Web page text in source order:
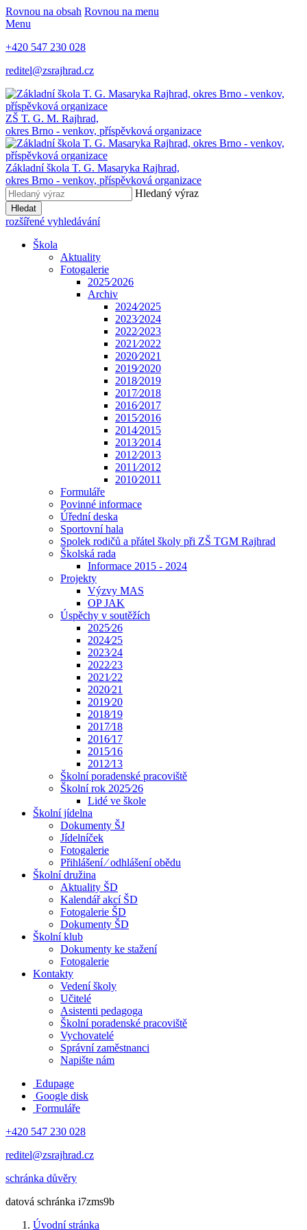
Rovnou na obsah Rovnou na menu
Menu
+420 547 230 028
reditel@zsrajhrad.cz
ZŠ T. G. M. Rajhrad,
okres Brno - venkov, příspěvková organizace
Základní škola T. G. Masaryka Rajhrad,
okres Brno - venkov, příspěvková organizace
Hledaný výraz
Hledat
rozšířené vyhledávání
Škola
Aktuality
Fotogalerie
2025⁄2026
Archiv
2024⁄2025
2023⁄2024
2022⁄2023
2021⁄2022
2020⁄2021
2019⁄2020
2018⁄2019
2017⁄2018
2016⁄2017
2015⁄2016
2014⁄2015
2013⁄2014
2012⁄2013
2011⁄2012
2010⁄2011
Formuláře
Povinné informace
Úřední deska
Sportovní hala
Spolek rodičů a přátel školy při ZŠ TGM Rajhrad
Školská rada
Informace 2015 - 2024
Projekty
Výzvy MAS
OP JAK
Úspěchy v soutěžích
2025⁄26
2024⁄25
2023⁄24
2022⁄23
2021⁄22
2020⁄21
2019⁄20
2018⁄19
2017⁄18
2016⁄17
2015⁄16
2012⁄13
Školní poradenské pracoviště
Školní rok 2025⁄26
Lidé ve škole
Školní jídelna
Dokumenty ŠJ
Jídelníček
Fotogalerie
Přihlášení ⁄ odhlášení obědu
Školní družina
Aktuality ŠD
Kalendář akcí ŠD
Fotogalerie ŠD
Dokumenty ŠD
Školní klub
Dokumenty ke stažení
Fotogalerie
Kontakty
Vedení školy
Učitelé
Asistenti pedagoga
Školní poradenské pracoviště
Vychovatelé
Správní zaměstnanci
Napište nám
Edupage
Google disk
Formuláře
+420 547 230 028
reditel@zsrajhrad.cz
schránka důvěry
datová schránka i7zms9b
Úvodní stránka